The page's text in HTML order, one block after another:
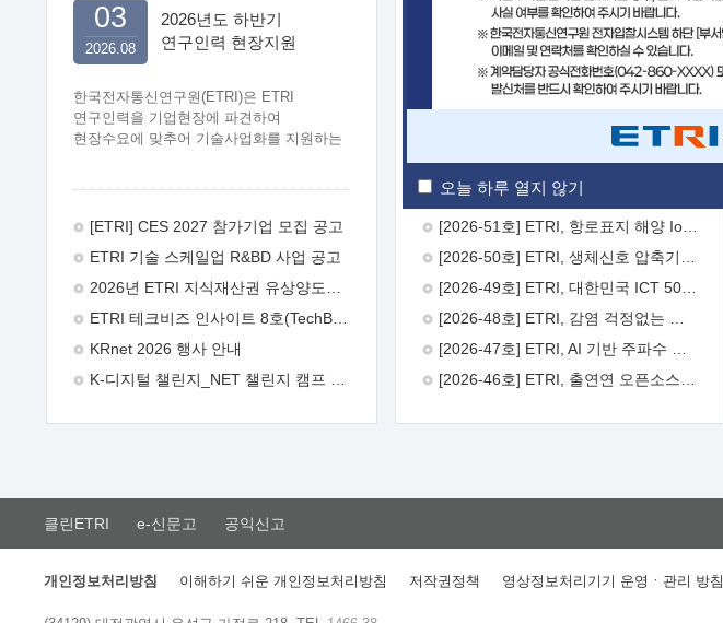
오늘 하루 열지 않기
2026년도 하반기
연구인력 현장지원
한국전자통신연구원(ETRI)은 ETRI
연구인력을 기업현장에 파견하여
현장수요에 맞추어 기술사업화를 지원하는
주시기 바랍니다. 2026년 8월
추진목적: ETRI 인력을 기업현장에 파견.
기술지원을 실시함으로써 ETRI 개발기술의
극대화하고, 지원기업을 강견기업으로
육성하고자 함.  신청자격: ETRI
ETRI 창업/연구소기업, 기술이전/출자기업
(2 ~ 3년차) 연봉의 40%  추진일정(1)
희망기업 신청/접수(2)희망인력-희망기업
매칭(3)현장조사/ 선정(심의)(4)협약체결
26일 9월초순 9월 중순 10월 이후*
2026.08
03
[ETRI] CES 2027 참가기업 모집 공고
ETRI 기술 스케일업 R&BD 사업 공고
ETRI 테크비즈 인사이트 8호(TechBiz Insight Vol.8) 발간
KRnet 2026 행사 안내
[2026-52호] ETRI, ITU-T 자율주행차 국제표준화 주도한다
클린ETRI e-신문고 공익신고
개인정보처리방침 이해하기 쉬운 개인정보처리방침 저작권정책 영상정보처리기기 운영ㆍ관리 방침